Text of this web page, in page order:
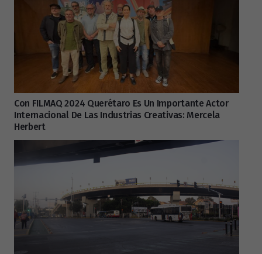
Con FILMAQ 2024 Querétaro Es Un Importante Actor
Internacional De Las Industrias Creativas: Mercela
Herbert